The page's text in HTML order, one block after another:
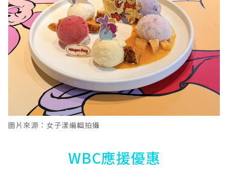
圖片來源：女子漾編輯拍攝
WBC應援優惠